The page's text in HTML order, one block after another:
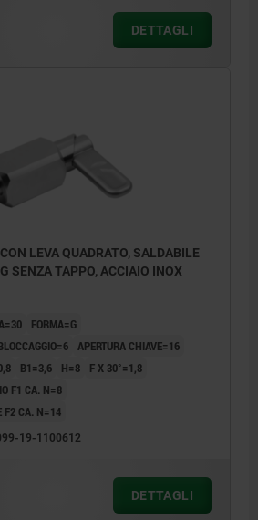
DETTAGLI
LEVA QUADRATO, SALDABILE
SENZA TAPPO, ACCIAIO INOX
FORMA=G
APERTURA CHIAVE=16
B1=3,6 H=8
F X 30°=1,8
F1 CA. N=8
F2 CA. N=14
19-1100612
DETTAGLI